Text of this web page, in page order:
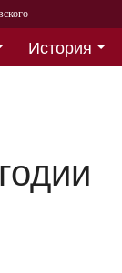
История